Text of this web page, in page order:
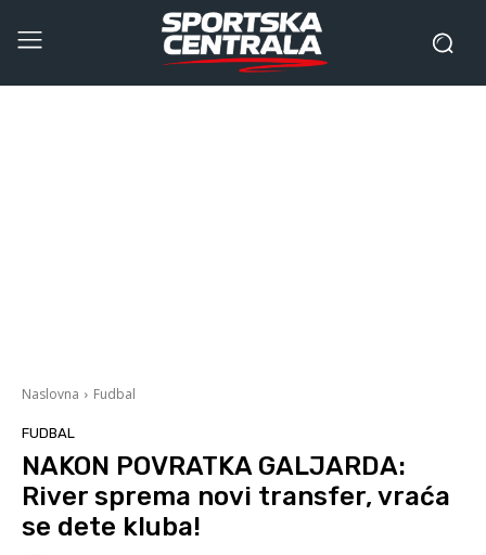
Naslovna Fudbal
FUDBAL
NAKON POVRATKA GALJARDA:
River sprema novi transfer, vraća
se dete kluba!